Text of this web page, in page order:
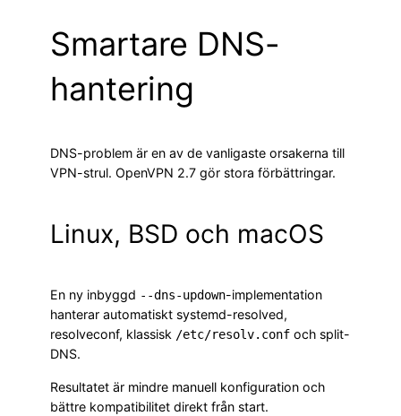
Smartare DNS-
hantering
DNS-problem är en av de vanligaste orsakerna till
VPN-strul. OpenVPN 2.7 gör stora förbättringar.
Linux, BSD och macOS
En ny inbyggd --dns-updown-implementation
hanterar automatiskt systemd-resolved,
resolveconf, klassisk /etc/resolv.conf och split-
DNS.
Resultatet är mindre manuell konfiguration och
bättre kompatibilitet direkt från start.